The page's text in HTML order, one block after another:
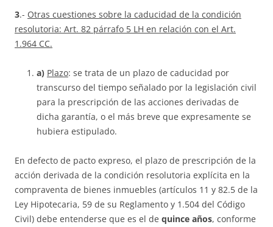
3.- Otras cuestiones sobre la caducidad de la condición
resolutoria: Art. 82 párrafo 5 LH en relación con el Art.
1.964 CC.
a) Plazo: se trata de un plazo de caducidad por
transcurso del tiempo señalado por la legislación civil
para la prescripción de las acciones derivadas de
dicha garantía, o el más breve que expresamente se
hubiera estipulado.
En defecto de pacto expreso, el plazo de prescripción de la
acción derivada de la condición resolutoria explícita en la
compraventa de bienes inmuebles (artículos 11 y 82.5 de la
Ley Hipotecaria, 59 de su Reglamento y 1.504 del Código
Civil) debe entenderse que es el de quince años, conforme